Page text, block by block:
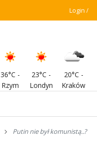
Login
36°C -
Rzym
23°C -
Londyn
20°C -
Kraków
Putin nie był komunistą..?